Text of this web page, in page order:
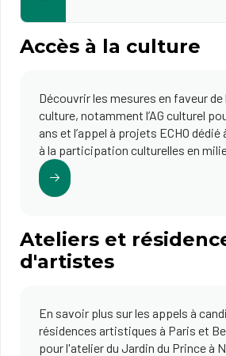
Accès à la culture
Découvrir les mesures en faveur de
culture, notamment l’AG culturel
ans et l’appel à projets ECHO
à la participation culturelles en
Ateliers et
d'artistes
En savoir plus sur les appels à
résidences artistiques à Paris et
pour l'atelier du Jardin du Prince à